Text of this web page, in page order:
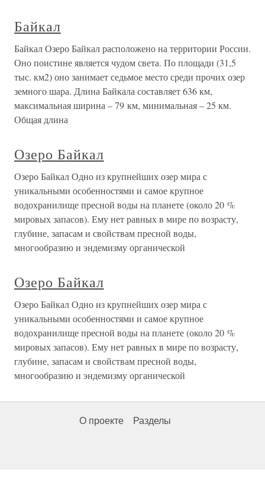
Байкал
Байкал Озеро Байкал расположено на территории России.
Оно поистине является чудом света. По площади (31,5
тыс. км2) оно занимает седьмое место среди прочих озер
земного шара. Длина Байкала составляет 636 км,
максимальная ширина – 79 км, минимальная – 25 км.
Общая длина
Озеро Байкал
Озеро Байкал Одно из крупнейших озер мира с
уникальными особенностями и самое крупное
водохранилище пресной воды на планете (около 20 %
мировых запасов). Ему нет равных в мире по возрасту,
глубине, запасам и свойствам пресной воды,
многообразию и эндемизму органической
Озеро Байкал
Озеро Байкал Одно из крупнейших озер мира с
уникальными особенностями и самое крупное
водохранилище пресной воды на планете (около 20 %
мировых запасов). Ему нет равных в мире по возрасту,
глубине, запасам и свойствам пресной воды,
многообразию и эндемизму органической
О проекте Разделы